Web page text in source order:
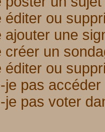
éditer ou
ajouter une
créer un
éditer ou
je pas
je pas voter